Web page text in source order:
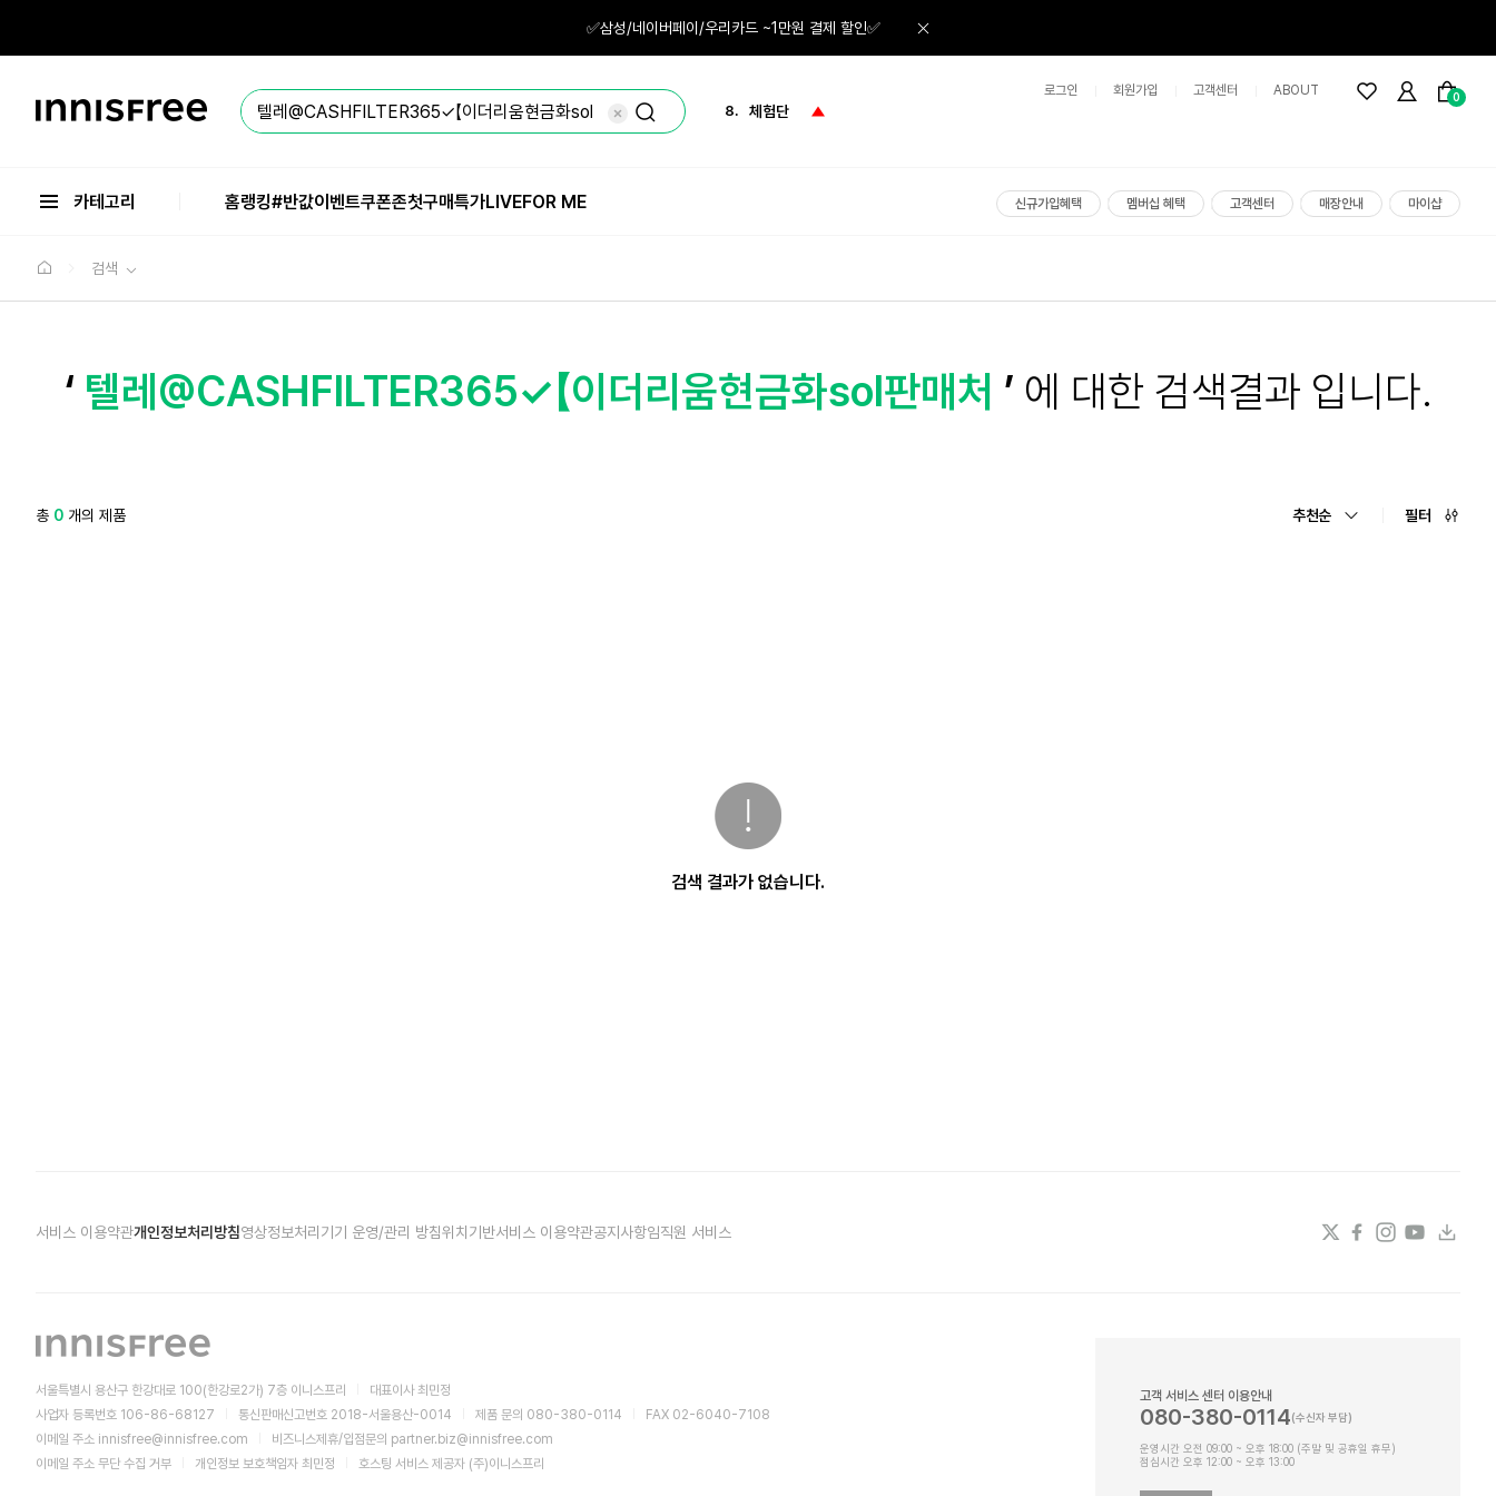
으
✅삼성/네이버페이/우리카드 ~1만원 결제 할인✅
이
6. 스킨
8. 체험단
로그인 회원가입 고객센터 ABOUT 0
카테고리 홈랭킹#반값이벤트쿠폰존첫구매특가LIVEFOR ME 신규가입혜택 멤버십 혜택 고객센터 매장안내 마이샵
검색
‘ 텔레@CASHFILTER365✓【이더리움현금화sol판매처 ’ 에 대한 검색결과 입니다.
총 0 개의 제품 추천순 필터
검색 결과가 없습니다.
서울특별시 용산구 한강대로 100(한강로2가) 7층 이니스프리
대표이사 최민정
사업자 등록번호 106-86-68127
통신판매신고번호 2018-서울용산-0014 제품 문의 080-380-0114
FAX 02-6040-7108
이메일 주소 innisfree@innisfree.com 비즈니스제휴/입점문의 partner.biz@innisfree.com
이메일 주소 무단 수집 거부
개인정보 보호책임자 최민정 호스팅 서비스 제공자 (주)이니스프리
고객 서비스 센터 이용안내
080-380-0114
운영시간 오전 09:00 ~ 오후 18:00 (주말 및 공휴일 휴무)
점심시간 오후 12:00 ~ 오후 13:00
서비스 이용약관개인정보처리방침영상정보처리기기 운영/관리 방침위치기반서비스 이용약관공지사항임직원 서비스